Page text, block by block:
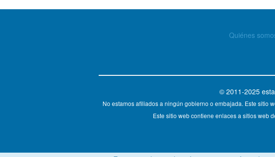
Quiénes
© 2011-2025
No estamos afiliados a ningún gobierno o embajada. Este sitio
Este sitio web contiene enlaces a sitios web